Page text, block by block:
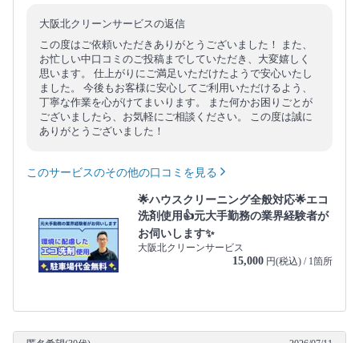
大阪北クリーンサービスの返信
この度はご依頼いただきありがとうございました！ また、
お忙しい中口コミのご投稿までしていただき、大変嬉しく
思います。 仕上がりにご満足いただけたようで安心いたし
ました。 今後もお客様に安心してご利用いただけるよう、
丁寧な作業を心がけてまいります。 また何かお困りごとが
ございましたら、お気軽にご相談ください。 この度は誠に
ありがとうございました！
このサービスのその他の口コミを見る
🌟ハウスクリーニング全般対応🌟エコ
洗剤使用👍元大手勤務の業界経験者が
お伺いします✨
大阪北クリーンサービス
15,000 円(税込) / 1箇所